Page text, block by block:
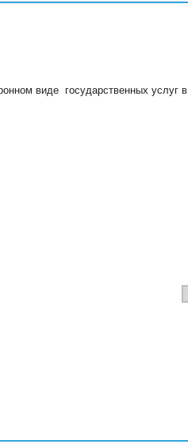
виде государственных услуг в